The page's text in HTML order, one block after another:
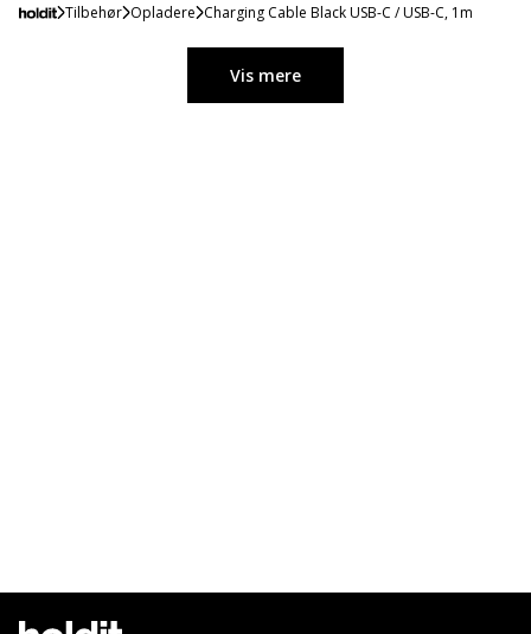
Tilbehør Opladere Charging Cable Black USB-C / USB-C, 1m
Vis mere